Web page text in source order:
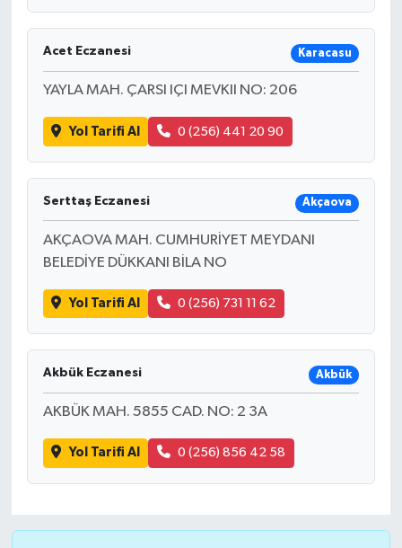
Acet Eczanesi Karacasu
YAYLA MAH. ÇARSI IÇI MEVKII NO: 206
Yol Tarifi Al 0 (256) 441 20 90
Serttaş Eczanesi Akçaova
AKÇAOVA MAH. CUMHURİYET MEYDANI
BELEDİYE DÜKKANI BİLA NO
Yol Tarifi Al 0 (256) 731 11 62
Akbük Eczanesi Akbük
AKBÜK MAH. 5855 CAD. NO: 2 3A
Yol Tarifi Al 0 (256) 856 42 58